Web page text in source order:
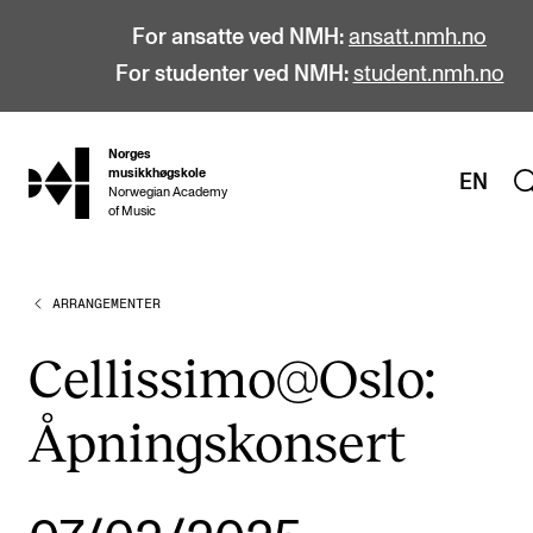
For ansatte ved NMH: ansatt.nmh.no
For studenter ved NMH: student.nmh.no
hjem
Norges
musikkhøgskole
Norwegian Academy
of Music
EN
STUDIER
Bachelor
Master
Årsstudium og videreutdanning
ARRANGEMENTER
Cellissimo@Oslo:
Åpningskonsert